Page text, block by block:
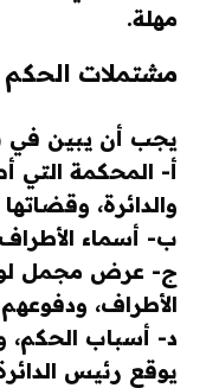
مهلة.
مشتملات الحكم
يجب أن يبين في
أ- المحكمة التي
والدائرة،
ب- أسماء
ج- عرض مجمل
الأطراف،
د- أسباب الحكم،
يوقع رئيس